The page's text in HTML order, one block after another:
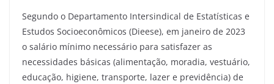
Segundo o Departamento Intersindical de Estatísticas e
Estudos Socioeconômicos (Dieese), em janeiro de 2023
o salário mínimo necessário para satisfazer as
necessidades básicas (alimentação, moradia, vestuário,
educação, higiene, transporte, lazer e previdência) de